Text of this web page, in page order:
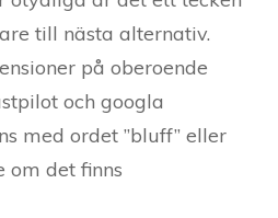
till nästa alternativ.
på oberoende
och googla
med ordet ”bluff” eller
om det finns